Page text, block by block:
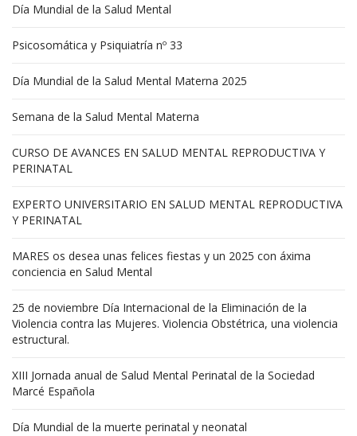
Día Mundial de la Salud Mental
Psicosomática y Psiquiatría nº 33
Día Mundial de la Salud Mental Materna 2025
Semana de la Salud Mental Materna
CURSO DE AVANCES EN SALUD MENTAL REPRODUCTIVA Y
PERINATAL
EXPERTO UNIVERSITARIO EN SALUD MENTAL REPRODUCTIVA
Y PERINATAL
MARES os desea unas felices fiestas y un 2025 con áxima
conciencia en Salud Mental
25 de noviembre Día Internacional de la Eliminación de la
Violencia contra las Mujeres. Violencia Obstétrica, una violencia
estructural.
XIII Jornada anual de Salud Mental Perinatal de la Sociedad
Marcé Española
Día Mundial de la muerte perinatal y neonatal